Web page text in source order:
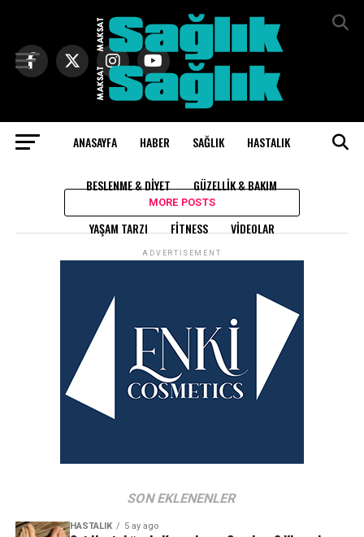
ANASAYFA HABER SAĞLIK HASTALIK
BESLENME & DIYET GÜZELLIK & BAKIM
YAŞAM TARZI FITNESS VIDEOLAR
All posts tagged "güney kore"
MORE POSTS
ADVERTISEMENT
SON EKLENENLER
HASTALIK 5 ay ago
Exit mobile version